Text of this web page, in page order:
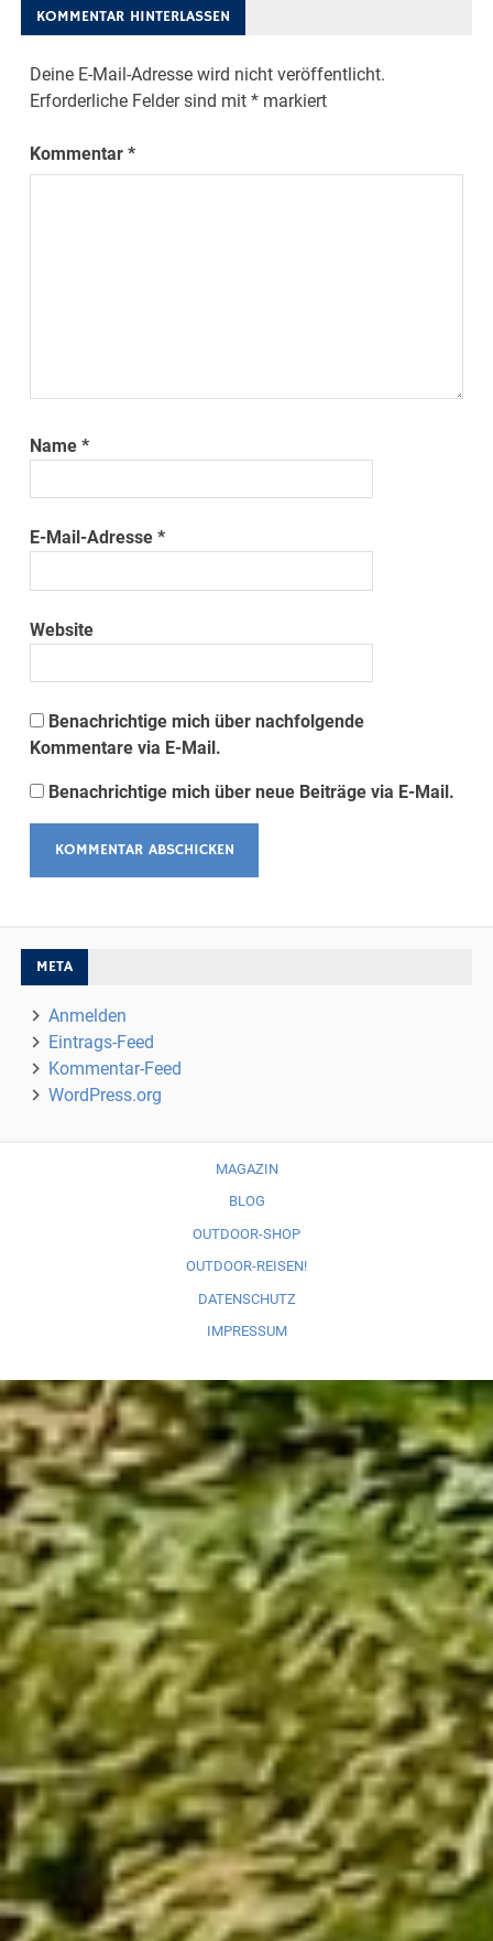
KOMMENTAR HINTERLASSEN
Deine E-Mail-Adresse wird nicht veröffentlicht.
Erforderliche Felder sind mit* markiert
Kommentar*
Name*
E-Mail-Adresse*
Website
Benachrichtige mich über nachfolgende
Kommentare via E-Mail.
Benachrichtige mich über neue Beiträge via E-Mail.
META
Anmelden
Eintrags-Feed
Kommentar-Feed
WordPress.org
MAGAZIN
BLOG
OUTDOOR-SHOP
OUTDOOR-REISEN!
DATENSCHUTZ
IMPRESSUM